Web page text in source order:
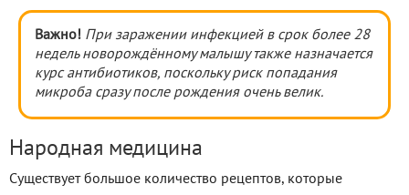
Важно! При заражении инфекцией в срок более 28
недель новорождённому малышу также назначается
курс антибиотиков, поскольку риск попадания
микроба сразу после рождения очень велик.
Народная медицина
Существует большое количество рецептов, которые